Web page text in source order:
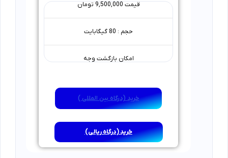
قیمت 9,500,000 تومان
حجم : 80 گیگابایت
امکان بازگشت وجه
خرید (درگاه بین المللی )
خرید (درگاه ریالی)